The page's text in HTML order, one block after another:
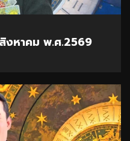
งหาคม พ.ศ.2569